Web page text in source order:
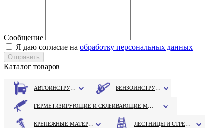
Сообщение
Я даю согласие на обработку персональных данных
Каталог товаров